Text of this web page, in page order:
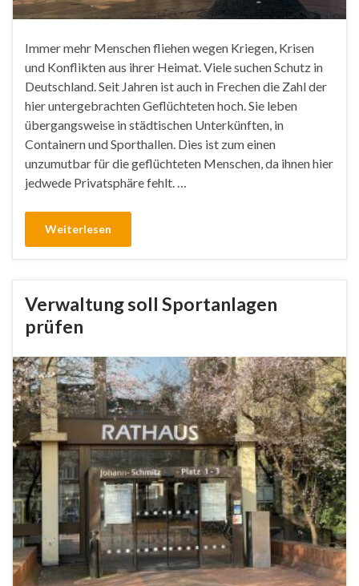
Immer mehr Menschen fliehen wegen Kriegen, Krisen
und Konflikten aus ihrer Heimat. Viele suchen Schutz in
Deutschland. Seit Jahren ist auch in Frechen die Zahl der
hier untergebrachten Geflüchteten hoch. Sie leben
übergangsweise in städtischen Unterkünften, in
Containern und Sporthallen. Dies ist zum einen
unzumutbar für die geflüchteten Menschen, da ihnen hier
jedwede Privatsphäre fehlt. …
Weiterlesen
Verwaltung soll Sportanlagen
prüfen